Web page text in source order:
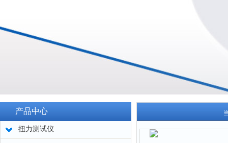
产品中心
扭力测试仪